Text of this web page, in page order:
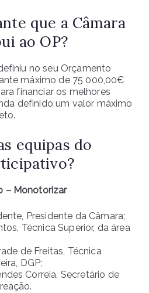
que a Câmara
ao OP?
no seu Orçamento
máximo de 75 000,00€
financiar os melhores
definido um valor máximo
equipas do
– Monotorizar
Presidente da Câmara;
Técnica Superior, da área
de Freitas, Técnica
DGP;
Correia, Secretário de